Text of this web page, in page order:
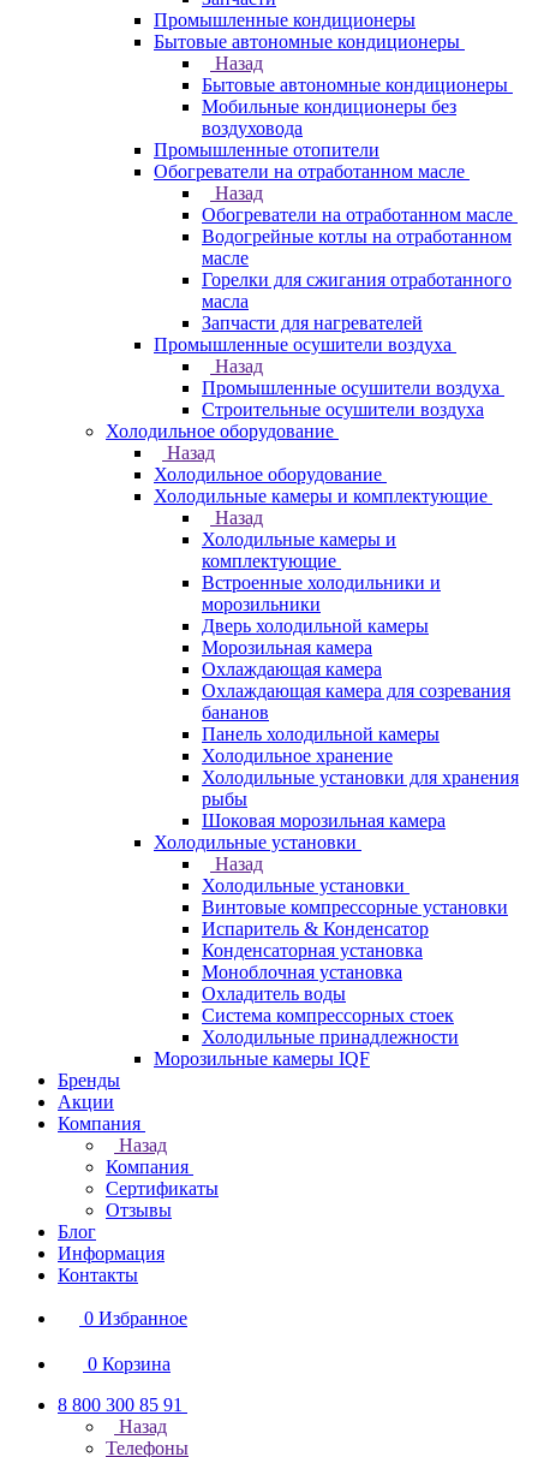
Промышленные кондиционеры
Бытовые автономные кондиционеры
Назад
Бытовые автономные кондиционеры
Мобильные кондиционеры без
воздуховода
Промышленные отопители
Обогреватели на отработанном масле
Назад
Обогреватели на отработанном масле
Водогрейные котлы на отработанном
масле
Горелки для сжигания отработанного
масла
Запчасти для нагревателей
Промышленные осушители воздуха
Назад
Промышленные осушители воздуха
Строительные осушители воздуха
Холодильное оборудование
Назад
Холодильное оборудование
Холодильные камеры и комплектующие
Назад
Холодильные камеры и
комплектующие
Встроенные холодильники и
морозильники
Дверь холодильной камеры
Морозильная камера
Охлаждающая камера
Охлаждающая камера для созревания
бананов
Панель холодильной камеры
Холодильное хранение
Холодильные установки для хранения
рыбы
Шоковая морозильная камера
Холодильные установки
Назад
Холодильные установки
Винтовые компрессорные установки
Испаритель & Конденсатор
Конденсаторная установка
Моноблочная установка
Охладитель воды
Система компрессорных стоек
Холодильные принадлежности
Морозильные камеры IQF
Бренды
Акции
Компания
Назад
Компания
Сертификаты
Отзывы
Блог
Информация
Контакты
0 Избранное
0 Корзина
8 800 300 85 91
Назад
Телефоны